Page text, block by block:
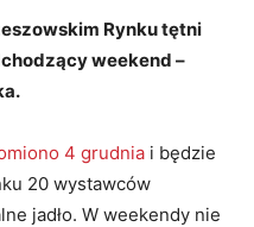
Rynku tętni
weekend –
4 grudnia i będzie
20 wystawców
jadło. W weekendy nie